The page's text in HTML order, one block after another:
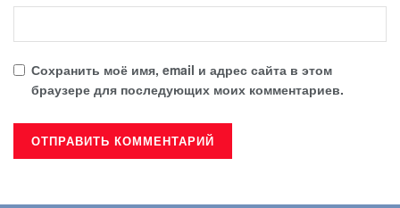
Сохранить моё имя, email и адрес сайта в этом
браузере для последующих моих комментариев.